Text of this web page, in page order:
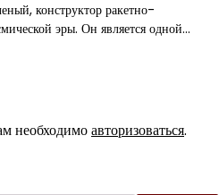
конструктор ракетно-
эры. Он является одной…
необходимоавторизоваться.